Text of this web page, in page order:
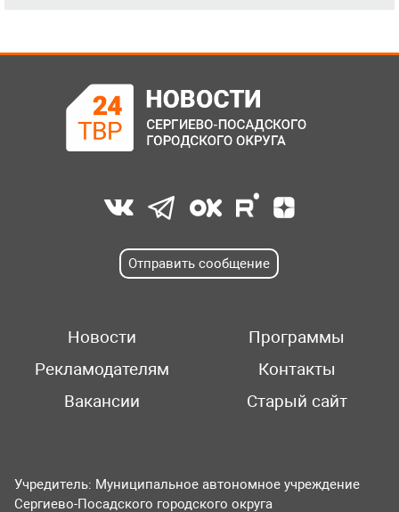
Отправить сообщение
Новости
Программы
Рекламодателям
Контакты
Вакансии
Старый сайт
Учредитель: Муниципальное автономное учреждение
Сергиево-Посадского городского округа